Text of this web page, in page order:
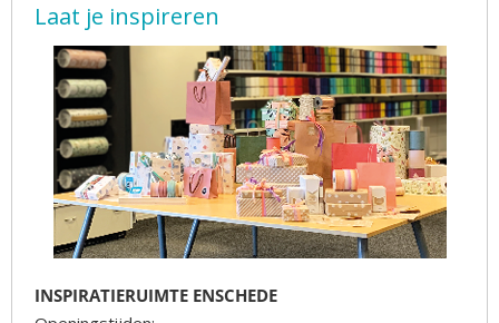
Laat je inspireren
INSPIRATIERUIMTE ENSCHEDE